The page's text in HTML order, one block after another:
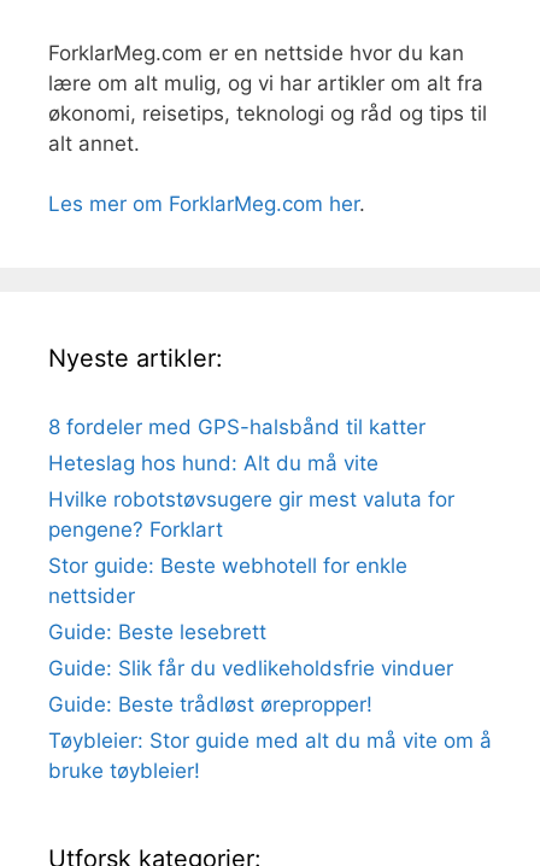
ForklarMeg.com er en nettside hvor du kan
lære om alt mulig, og vi har artikler om alt fra
økonomi, reisetips, teknologi og råd og tips til
alt annet.
Les mer om ForklarMeg.com her.
Nyeste artikler:
8 fordeler med GPS-halsbånd til katter
Heteslag hos hund: Alt du må vite
Hvilke robotstøvsugere gir mest valuta for
pengene? Forklart
Stor guide: Beste webhotell for enkle
nettsider
Guide: Beste lesebrett
Guide: Slik får du vedlikeholdsfrie vinduer
Guide: Beste trådløst ørepropper!
Tøybleier: Stor guide med alt du må vite om å
bruke tøybleier!
Utforsk kategorier: